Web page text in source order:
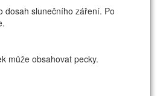
dosah slunečního záření. Po
může obsahovat pecky.